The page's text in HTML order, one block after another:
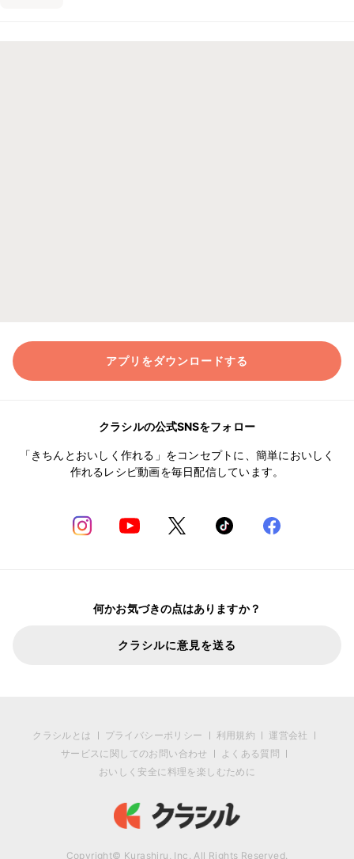
アプリをダウンロードする
クラシルの公式SNSをフォロー
「きちんとおいしく作れる」をコンセプトに、簡単においしく
作れるレシピ動画を毎日配信しています。
何かお気づきの点はありますか？
クラシルに意見を送る
クラシルとは プライバシーポリシー 利用規約
運営会社
サービスに関してのお問い合わせ
よくある質問
おいしく安全に料理を楽しむために
Copyright© Kurashiru, Inc. All Rights Reserved.